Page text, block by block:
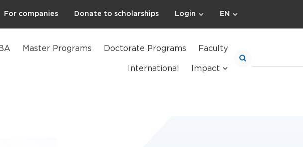
For companies Donate to scholarships Login EN
Master Programs Doctorate Programs Faculty
International Impact